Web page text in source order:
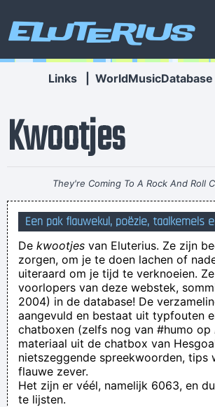
Eluterius
Links WorldMusicDatabase
Kwootjes
They're Coming To A Rock And Roll
Television That
doe bis geine hollenger he, mer ene
Goei nieuws: De Jehova’s
straatbeeld. Na twee jaar pandemie
straathoeken en
Heeft weer iemand de deur van de
een grote bek
een gegeven paard kan
Een pak flauwekul, poëzie, taalkemels
De kwootjes van Eluterius. Ze zijn
zorgen, om je te doen lachen of
uiteraard om je tijd te verknoeien.
voorlopers van deze webstek,
2004) in de database! De
aangevuld en bestaat uit typfouten
chatboxen (zelfs nog van #humo op
materiaal uit de chatbox van
nietszeggende spreekwoorden, tips
flauwe zever.
Het zijn er véél, namelijk 6063, en
te lijsten.